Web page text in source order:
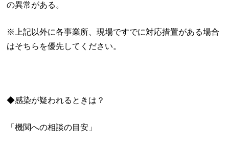
の異常がある。
※上記以外に各事業所、現場ですでに対応措置がある場合
はそちらを優先してください。
◆感染が疑われるときは？
「機関への相談の目安」